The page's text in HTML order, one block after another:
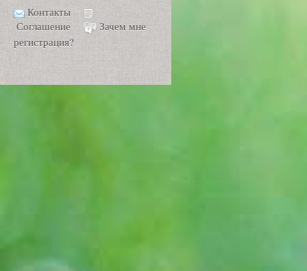
Контакты
Соглашение
Зачем мне
регистрация?